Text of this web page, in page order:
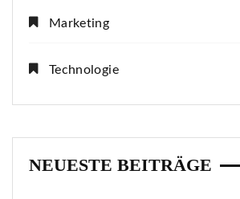
Marketing
Technologie
NEUESTE BEITRÄGE